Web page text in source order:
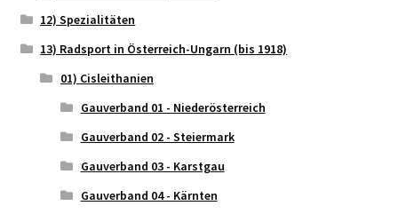
12) Spezialitäten
13) Radsport in Österreich-Ungarn (bis 1918)
01) Cisleithanien
Gauverband 01 - Niederösterreich
Gauverband 02 - Steiermark
Gauverband 03 - Karstgau
Gauverband 04 - Kärnten